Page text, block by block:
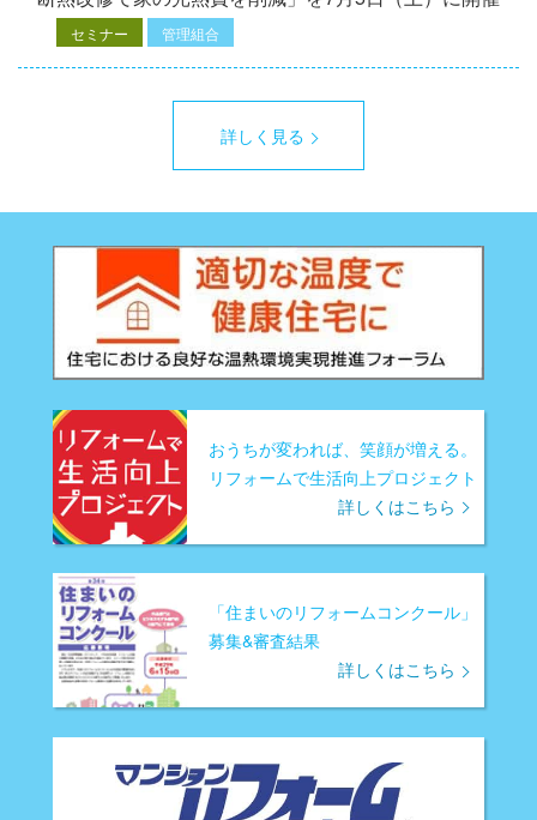
セミナー 管理組合
詳しく見る
おうちが変われば、笑顔が増える。
リフォームで生活向上プロジェクト
詳しくはこちら
「住まいのリフォームコンクール」
募集&審査結果
詳しくはこちら